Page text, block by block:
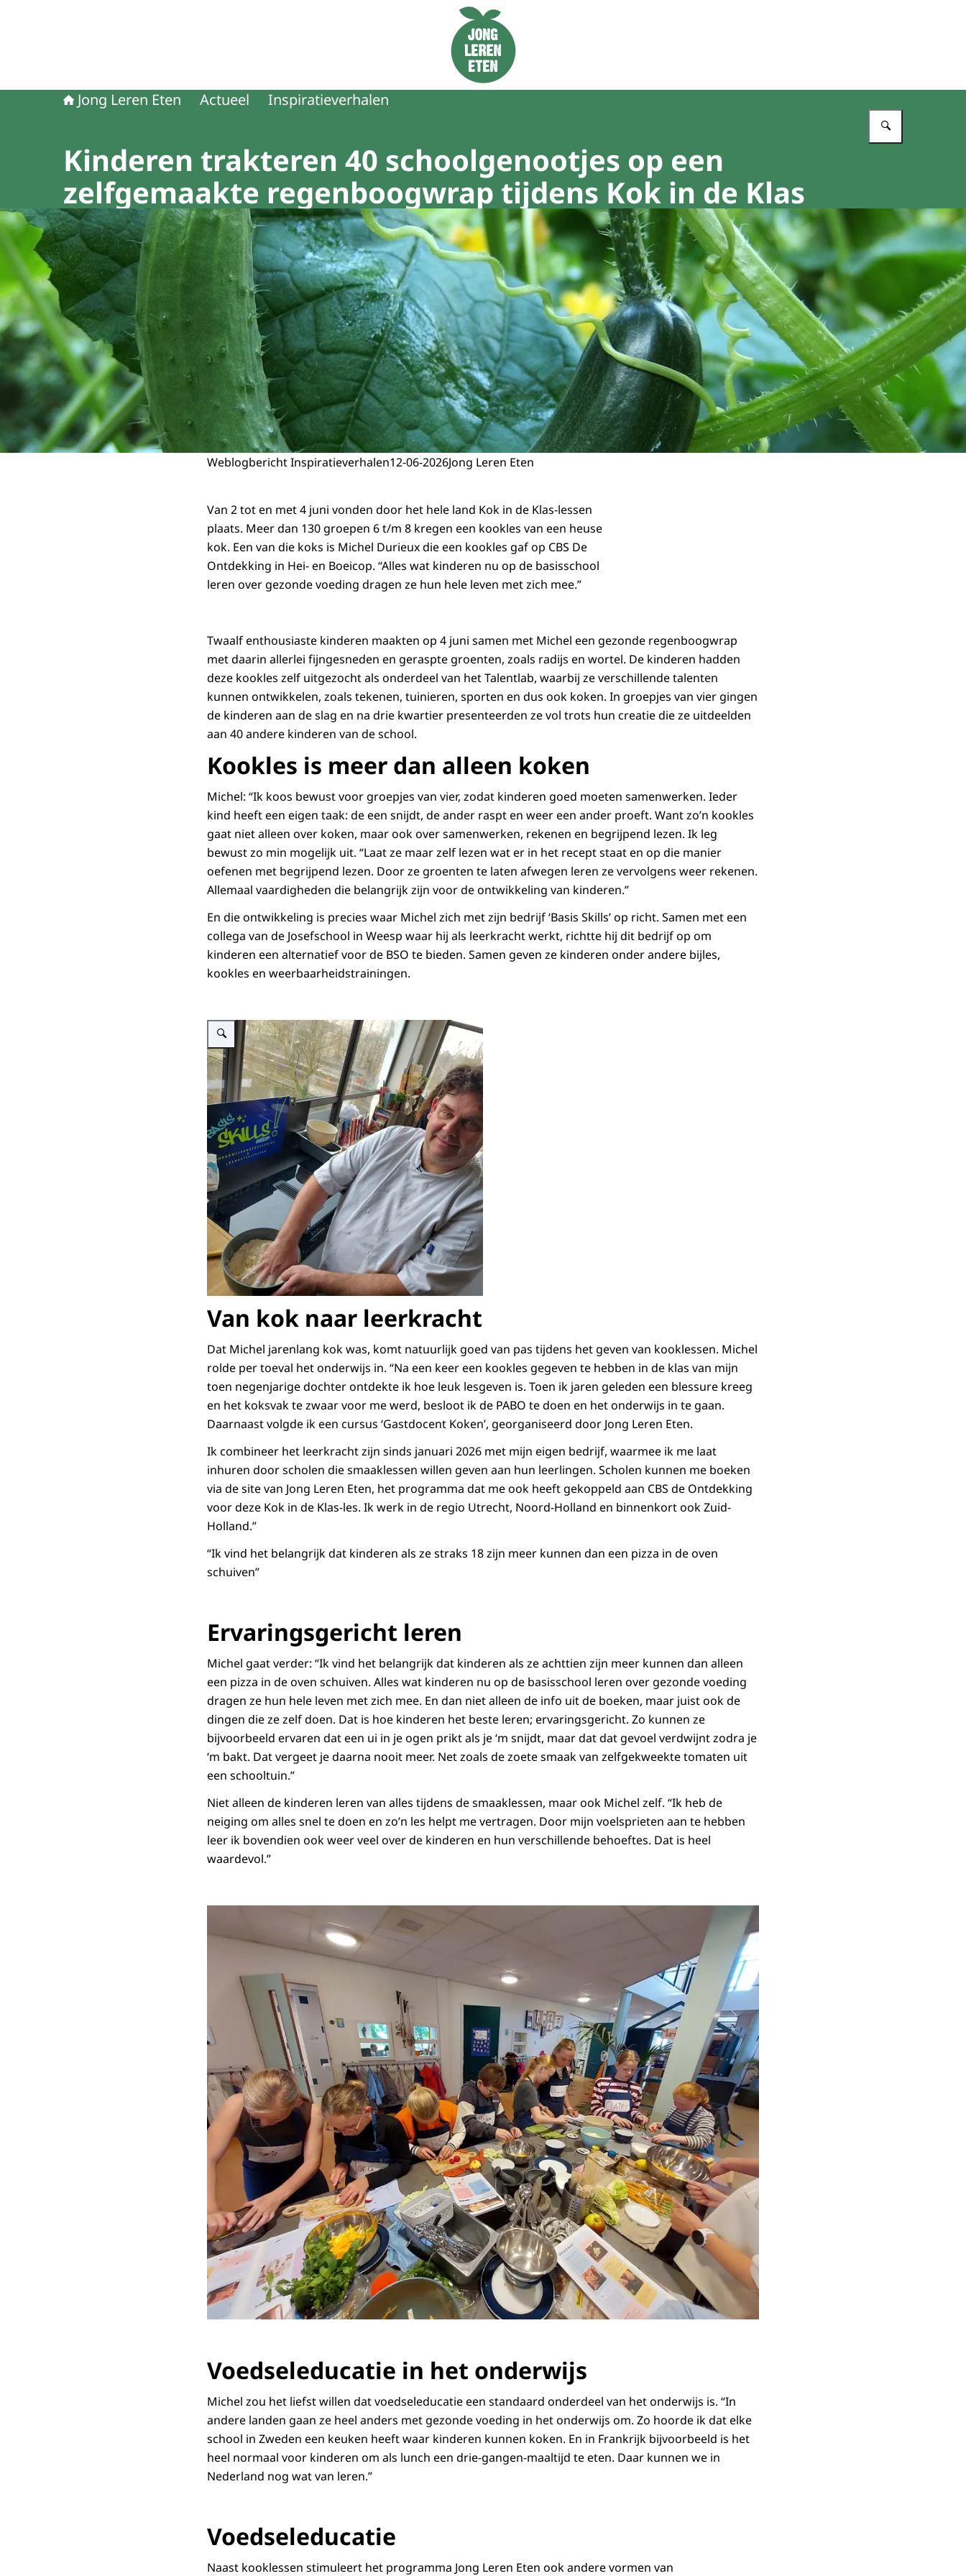
Naar de homepage van Jong Leren Eten
Jong Leren Eten Actueel Inspiratieverhalen
Kinderen trakteren 40 schoolgenootjes op een
zelfgemaakte regenboogwrap tijdens Kok in de Klas
Weblogbericht Inspiratieverhalen12-06-2026Jong Leren Eten
Van 2 tot en met 4 juni vonden door het hele land Kok in de Klas-lessen
plaats. Meer dan 130 groepen 6 t/m 8 kregen een kookles van een heuse
kok. Een van die koks is Michel Durieux die een kookles gaf op CBS De
Ontdekking in Hei- en Boeicop. “Alles wat kinderen nu op de basisschool
leren over gezonde voeding dragen ze hun hele leven met zich mee.”
Twaalf enthousiaste kinderen maakten op 4 juni samen met Michel een gezonde regenboogwrap
met daarin allerlei fijngesneden en geraspte groenten, zoals radijs en wortel. De kinderen hadden
deze kookles zelf uitgezocht als onderdeel van het Talentlab, waarbij ze verschillende talenten
kunnen ontwikkelen, zoals tekenen, tuinieren, sporten en dus ook koken. In groepjes van vier gingen
de kinderen aan de slag en na drie kwartier presenteerden ze vol trots hun creatie die ze uitdeelden
aan 40 andere kinderen van de school.
Kookles is meer dan alleen koken
Michel: “Ik koos bewust voor groepjes van vier, zodat kinderen goed moeten samenwerken. Ieder
kind heeft een eigen taak: de een snijdt, de ander raspt en weer een ander proeft. Want zo’n kookles
gaat niet alleen over koken, maar ook over samenwerken, rekenen en begrijpend lezen. Ik leg
bewust zo min mogelijk uit. “Laat ze maar zelf lezen wat er in het recept staat en op die manier
oefenen met begrijpend lezen. Door ze groenten te laten afwegen leren ze vervolgens weer rekenen.
Allemaal vaardigheden die belangrijk zijn voor de ontwikkeling van kinderen.”
En die ontwikkeling is precies waar Michel zich met zijn bedrijf ‘Basis Skills’ op richt. Samen met een
collega van de Josefschool in Weesp waar hij als leerkracht werkt, richtte hij dit bedrijf op om
kinderen een alternatief voor de BSO te bieden. Samen geven ze kinderen onder andere bijles,
kookles en weerbaarheidstrainingen.
Vergroot afbeelding Michel Durieux
Van kok naar leerkracht
Dat Michel jarenlang kok was, komt natuurlijk goed van pas tijdens het geven van kooklessen. Michel
rolde per toeval het onderwijs in. “Na een keer een kookles gegeven te hebben in de klas van mijn
toen negenjarige dochter ontdekte ik hoe leuk lesgeven is. Toen ik jaren geleden een blessure kreeg
en het koksvak te zwaar voor me werd, besloot ik de PABO te doen en het onderwijs in te gaan.
Daarnaast volgde ik een cursus ‘Gastdocent Koken’, georganiseerd door Jong Leren Eten.
Ik combineer het leerkracht zijn sinds januari 2026 met mijn eigen bedrijf, waarmee ik me laat
inhuren door scholen die smaaklessen willen geven aan hun leerlingen. Scholen kunnen me boeken
via de site van Jong Leren Eten, het programma dat me ook heeft gekoppeld aan CBS de Ontdekking
voor deze Kok in de Klas-les. Ik werk in de regio Utrecht, Noord-Holland en binnenkort ook Zuid-
Holland.”
“Ik vind het belangrijk dat kinderen als ze straks 18 zijn meer kunnen dan een pizza in de oven
schuiven”
Ervaringsgericht leren
Michel gaat verder: “Ik vind het belangrijk dat kinderen als ze achttien zijn meer kunnen dan alleen
een pizza in de oven schuiven. Alles wat kinderen nu op de basisschool leren over gezonde voeding
dragen ze hun hele leven met zich mee. En dan niet alleen de info uit de boeken, maar juist ook de
dingen die ze zelf doen. Dat is hoe kinderen het beste leren; ervaringsgericht. Zo kunnen ze
bijvoorbeeld ervaren dat een ui in je ogen prikt als je ‘m snijdt, maar dat dat gevoel verdwijnt zodra je
‘m bakt. Dat vergeet je daarna nooit meer. Net zoals de zoete smaak van zelfgekweekte tomaten uit
een schooltuin.”
Niet alleen de kinderen leren van alles tijdens de smaaklessen, maar ook Michel zelf. “Ik heb de
neiging om alles snel te doen en zo’n les helpt me vertragen. Door mijn voelsprieten aan te hebben
leer ik bovendien ook weer veel over de kinderen en hun verschillende behoeftes. Dat is heel
waardevol.”
Voedseleducatie in het onderwijs
Michel zou het liefst willen dat voedseleducatie een standaard onderdeel van het onderwijs is. “In
andere landen gaan ze heel anders met gezonde voeding in het onderwijs om. Zo hoorde ik dat elke
school in Zweden een keuken heeft waar kinderen kunnen koken. En in Frankrijk bijvoorbeeld is het
heel normaal voor kinderen om als lunch een drie-gangen-maaltijd te eten. Daar kunnen we in
Nederland nog wat van leren.”
Voedseleducatie
Naast kooklessen stimuleert het programma Jong Leren Eten ook andere vormen van